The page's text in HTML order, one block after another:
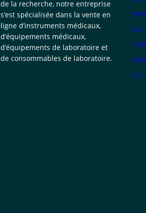
de la recherche, notre entreprise
s’est spécialisée dans la vente en
ligne d’instruments médicaux,
d’équipements médicaux,
d’équipements de laboratoire et
de consommables de laboratoire.
CGV